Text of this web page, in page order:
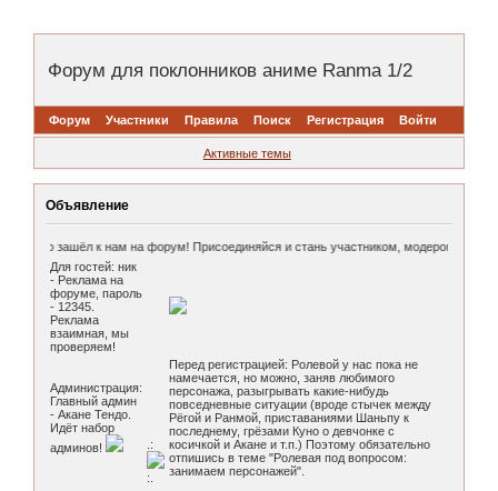
Форум для поклонников аниме Ranma 1/2
Форум Участники Правила Поиск Регистрация Войти
Активные темы
Объявление
что зашёл к нам на форум! Присоединяйся и стань участником, модером или
Для гостей: ник
- Реклама на
форуме, пароль
- 12345.
Реклама
взаимная, мы
проверяем!
.:
:.
Администрация:
Главный админ
- Акане Тендо.
Идёт набор
админов!
Перед регистрацией: Ролевой у нас пока не
намечается, но можно, заняв любимого
персонажа, разыгрывать какие-нибудь
повседневные ситуации (вроде стычек между
Рёгой и Ранмой, приставаниями Шаньпу к
последнему, грёзами Куно о девчонке с
косичкой и Акане и т.п.) Поэтому обязательно
отпишись в теме "Ролевая под вопросом:
занимаем персонажей".